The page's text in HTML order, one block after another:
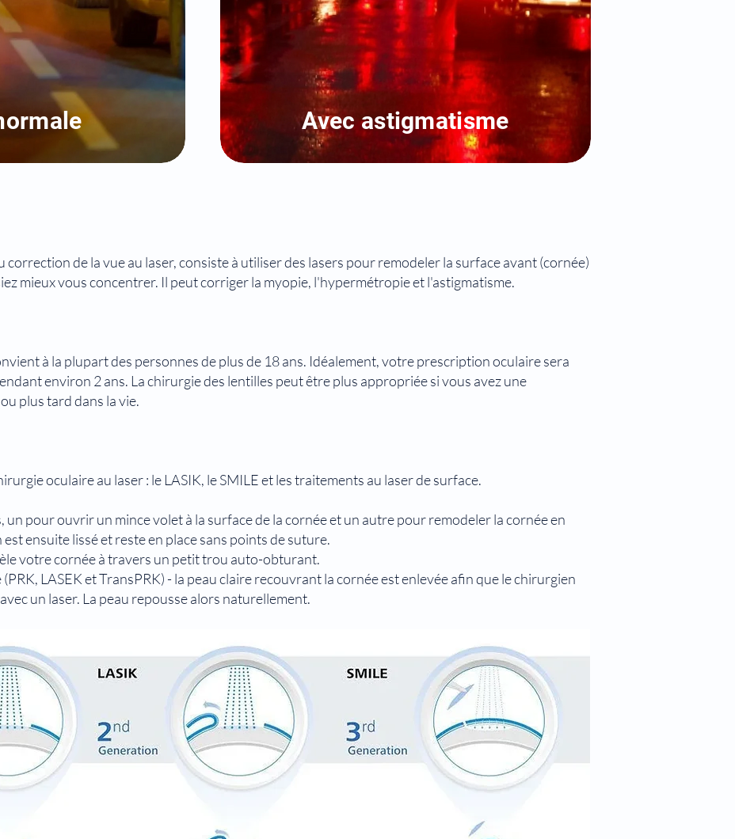
Avec astigmatisme
correction de la vue au laser, consiste à utiliser des lasers pour remodeler la surface avant (cornée)
mieux vous concentrer. Il peut corriger la myopie, l'hypermétropie et l'astigmatisme.
à la plupart des personnes de plus de 18 ans. Idéalement, votre prescription oculaire sera
environ 2 ans. La chirurgie des lentilles peut être plus appropriée si vous avez une
plus tard dans la vie.
oculaire au laser : le LASIK, le SMILE et les traitements au laser de surface.
un pour ouvrir un mince volet à la surface de la cornée et un autre pour remodeler la cornée en
ensuite lissé et reste en place sans points de suture.
votre cornée à travers un petit trou auto-obturant.
LASEK et TransPRK) - la peau claire recouvrant la cornée est enlevée afin que le chirurgien
un laser. La peau repousse alors naturellement.